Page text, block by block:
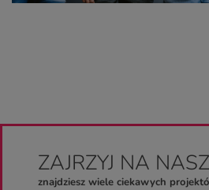
ZAJRZYJ NA
znajdziesz wiele ciekawych